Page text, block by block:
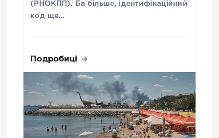
(РНОКПП). Ба більше, ідентифікаційний
код ще…
Подробиці